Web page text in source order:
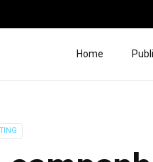
Home